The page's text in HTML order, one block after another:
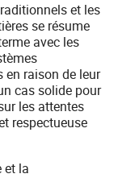
et les
se résume
avec les
raison de leur
cas solide pour
les attentes
respectueuse
et la